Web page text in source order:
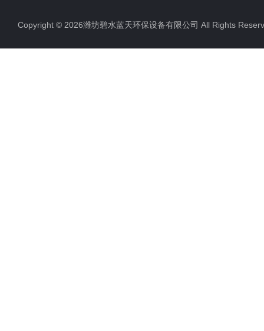
Copyright © 2026潍坊碧水蓝天环保设备有限公司 All Rights